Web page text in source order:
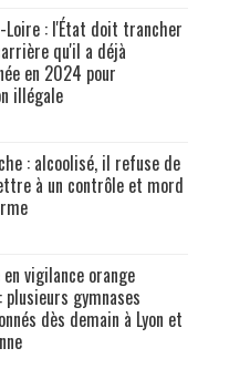
Loire : l'État doit trancher
qu'il a déjà
en 2024 pour
illégale
: alcoolisé, il refuse de
à un contrôle et mord
en vigilance orange
plusieurs gymnases
dès demain à Lyon et